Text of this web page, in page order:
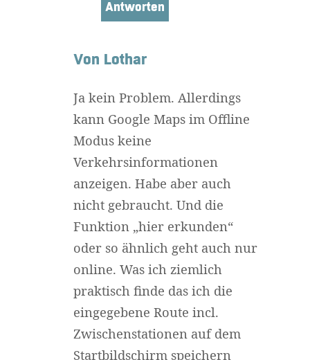
Antworten
Von Lothar
Ja kein Problem. Allerdings
kann Google Maps im Offline
Modus keine
Verkehrsinformationen
anzeigen. Habe aber auch
nicht gebraucht. Und die
Funktion „hier erkunden“
oder so ähnlich geht auch nur
online. Was ich ziemlich
praktisch finde das ich die
eingegebene Route incl.
Zwischenstationen auf dem
Startbildschirm speichern